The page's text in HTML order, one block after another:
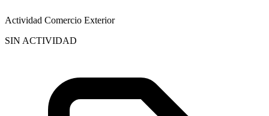
Actividad Comercio Exterior
SIN ACTIVIDAD